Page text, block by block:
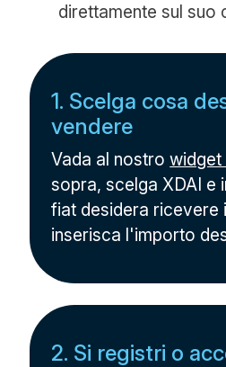
direttamente sul suo
1. Scelga cosa
vendere
Vada al nostrowidget
sopra, scelga XDAI e
fiat desidera ricevere
inserisca l'importo
2. Si registri o